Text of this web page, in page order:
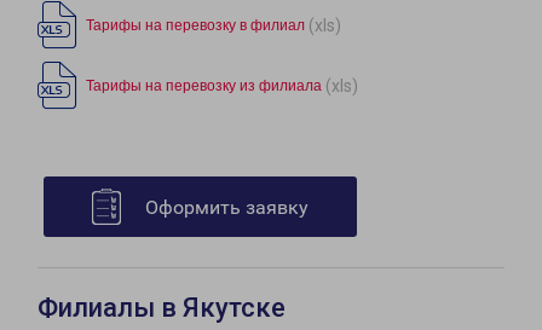
Тарифы на перевозку в филиал (xls)
Тарифы на перевозку из филиала (xls)
Оформить заявку
Филиалы в Якутске